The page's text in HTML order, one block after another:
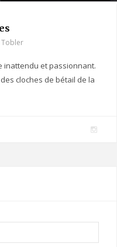
Tobler
inattendu et passionnant.
cloches de bétail de la
I
r